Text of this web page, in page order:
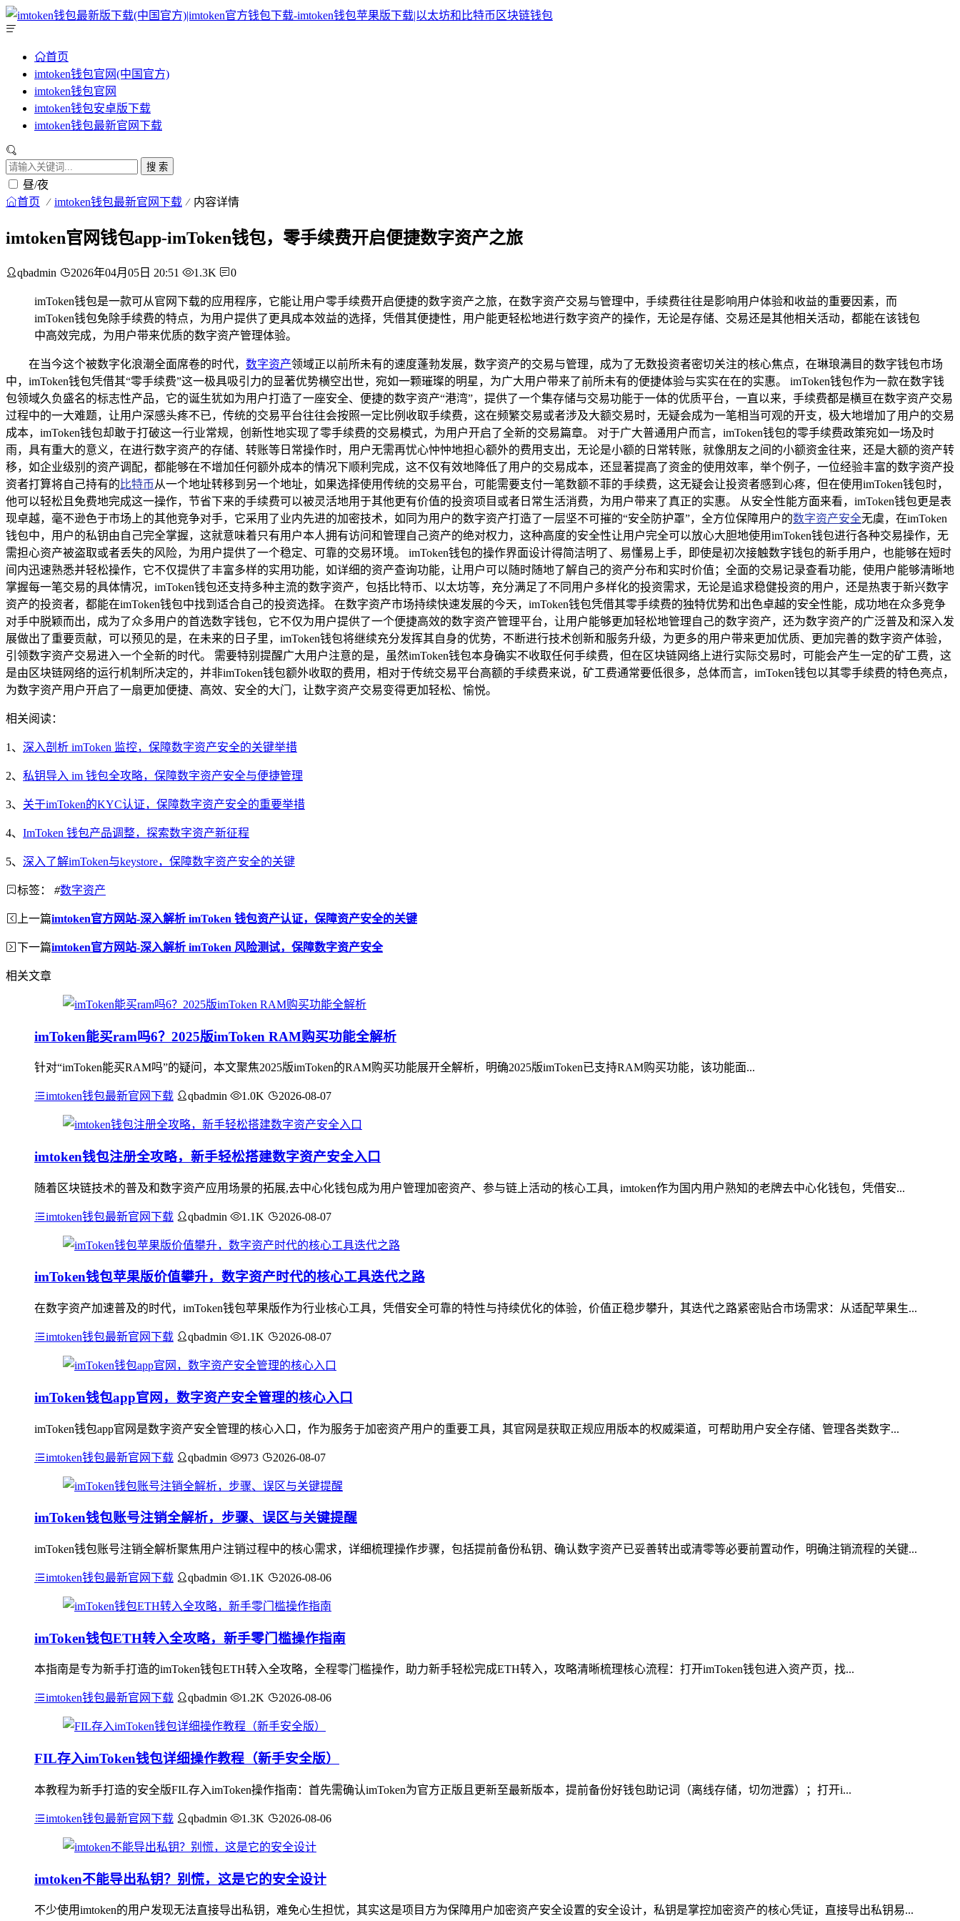
首页
imtoken钱包官网(中国官方)
imtoken钱包官网
imtoken钱包安卓版下载
imtoken钱包最新官网下载
搜 索
昼/夜
首页 imtoken钱包最新官网下载 内容详情
imtoken官网钱包app-imToken钱包，零手续费开启便捷数字资产之旅
qbadmin 2026年04月05日 20:51 1.3K 0
imToken钱包是一款可从官网下载的应用程序，它能让用户零手续费开启便捷的数字资产之旅，在数字资产交易与管理中，手续费往往是影响用户体验和收益的重要因素，而
imToken钱包免除手续费的特点，为用户提供了更具成本效益的选择，凭借其便捷性，用户能更轻松地进行数字资产的操作，无论是存储、交易还是其他相关活动，都能在该钱包
中高效完成，为用户带来优质的数字资产管理体验。
在当今这个被数字化浪潮全面席卷的时代， 数字资产领域正以前所未有的速度蓬勃发展，数字资产的交易与管理，成为了无数投资者密切关注的核心焦点，在琳琅满目的数字钱包市场
中，imToken钱包凭借其“零手续费”这一极具吸引力的显著优势横空出世，宛如一颗璀璨的明星，为广大用户带来了前所未有的便捷体验与实实在在的实惠。 imToken钱包作为一款在数字钱
包领域久负盛名的标志性产品，它的诞生犹如为用户打造了一座安全、便捷的数字资产“港湾”，提供了一个集存储与交易功能于一体的优质平台，一直以来，手续费都是横亘在数字资产交易
过程中的一大难题，让用户深感头疼不已，传统的交易平台往往会按照一定比例收取手续费，这在频繁交易或者涉及大额交易时，无疑会成为一笔相当可观的开支，极大地增加了用户的交易
成本，imToken钱包却敢于打破这一行业常规，创新性地实现了零手续费的交易模式，为用户开启了全新的交易篇章。 对于广大普通用户而言，imToken钱包的零手续费政策宛如一场及时
雨，具有重大的意义，在进行数字资产的存储、转账等日常操作时，用户无需再忧心忡忡地担心额外的费用支出，无论是小额的日常转账，就像朋友之间的小额资金往来，还是大额的资产转
移，如企业级别的资产调配，都能够在不增加任何额外成本的情况下顺利完成，这不仅有效地降低了用户的交易成本，还显著提高了资金的使用效率，举个例子，一位经验丰富的数字资产投
资者打算将自己持有的 比特币 从一个地址转移到另一个地址，如果选择使用传统的交易平台，可能需要支付一笔数额不菲的手续费，这无疑会让投资者感到心疼，但在使用imToken钱包时，
他可以轻松且免费地完成这一操作，节省下来的手续费可以被灵活地用于其他更有价值的投资项目或者日常生活消费，为用户带来了真正的实惠。 从安全性能方面来看，imToken钱包更是表
现卓越，毫不逊色于市场上的其他竞争对手，它采用了业内先进的加密技术，如同为用户的数字资产打造了一层坚不可摧的“安全防护罩”，全方位保障用户的数字资产安全无虞，在imToken
钱包中，用户的私钥由自己完全掌握，这就意味着只有用户本人拥有访问和管理自己资产的绝对权力，这种高度的安全性让用户完全可以放心大胆地使用imToken钱包进行各种交易操作，无
需担心资产被盗取或者丢失的风险，为用户提供了一个稳定、可靠的交易环境。 imToken钱包的操作界面设计得简洁明了、易懂易上手，即使是初次接触数字钱包的新手用户，也能够在短时
间内迅速熟悉并轻松操作，它不仅提供了丰富多样的实用功能，如详细的资产查询功能，让用户可以随时随地了解自己的资产分布和实时价值；全面的交易记录查看功能，使用户能够清晰地
掌握每一笔交易的具体情况，imToken钱包还支持多种主流的数字资产，包括比特币、以太坊等，充分满足了不同用户多样化的投资需求，无论是追求稳健投资的用户，还是热衷于新兴数字
资产的投资者，都能在imToken钱包中找到适合自己的投资选择。 在数字资产市场持续快速发展的今天，imToken钱包凭借其零手续费的独特优势和出色卓越的安全性能，成功地在众多竞争
对手中脱颖而出，成为了众多用户的首选数字钱包，它不仅为用户提供了一个便捷高效的数字资产管理平台，让用户能够更加轻松地管理自己的数字资产，还为数字资产的广泛普及和深入发
展做出了重要贡献，可以预见的是，在未来的日子里，imToken钱包将继续充分发挥其自身的优势，不断进行技术创新和服务升级，为更多的用户带来更加优质、更加完善的数字资产体验，
引领数字资产交易进入一个全新的时代。 需要特别提醒广大用户注意的是，虽然imToken钱包本身确实不收取任何手续费，但在区块链网络上进行实际交易时，可能会产生一定的矿工费，这
是由区块链网络的运行机制所决定的，并非imToken钱包额外收取的费用，相对于传统交易平台高额的手续费来说，矿工费通常要低很多，总体而言，imToken钱包以其零手续费的特色亮点，
为数字资产用户开启了一扇更加便捷、高效、安全的大门，让数字资产交易变得更加轻松、愉悦。
相关阅读：
1、 深入剖析 imToken 监控，保障数字资产安全的关键举措
2、 私钥导入 im 钱包全攻略，保障数字资产安全与便捷管理
3、 关于imToken的KYC认证，保障数字资产安全的重要举措
4、 ImToken 钱包产品调整，探索数字资产新征程
5、 深入了解imToken与keystore，保障数字资产安全的关键
标签： #数字资产
上一篇imtoken官方网站-深入解析 imToken 钱包资产认证，保障资产安全的关键
下一篇imtoken官方网站-深入解析 imToken 风险测试，保障数字资产安全
相关文章
imToken能买ram吗6？2025版imToken RAM购买功能全解析
针对“imToken能买RAM吗”的疑问，本文聚焦2025版imToken的RAM购买功能展开全解析，明确2025版imToken已支持RAM购买功能，该功能面...
imtoken钱包最新官网下载 qbadmin 1.0K 2026-08-07
imtoken钱包注册全攻略，新手轻松搭建数字资产安全入口
随着区块链技术的普及和数字资产应用场景的拓展,去中心化钱包成为用户管理加密资产、参与链上活动的核心工具，imtoken作为国内用户熟知的老牌去中心化钱包，凭借安...
imtoken钱包最新官网下载 qbadmin 1.1K 2026-08-07
imToken钱包苹果版价值攀升，数字资产时代的核心工具迭代之路
在数字资产加速普及的时代，imToken钱包苹果版作为行业核心工具，凭借安全可靠的特性与持续优化的体验，价值正稳步攀升，其迭代之路紧密贴合市场需求：从适配苹果生...
imtoken钱包最新官网下载 qbadmin 1.1K 2026-08-07
imToken钱包app官网，数字资产安全管理的核心入口
imToken钱包app官网是数字资产安全管理的核心入口，作为服务于加密资产用户的重要工具，其官网是获取正规应用版本的权威渠道，可帮助用户安全存储、管理各类数字...
imtoken钱包最新官网下载 qbadmin 973 2026-08-07
imToken钱包账号注销全解析，步骤、误区与关键提醒
imToken钱包账号注销全解析聚焦用户注销过程中的核心需求，详细梳理操作步骤，包括提前备份私钥、确认数字资产已妥善转出或清零等必要前置动作，明确注销流程的关键...
imtoken钱包最新官网下载 qbadmin 1.1K 2026-08-06
imToken钱包ETH转入全攻略，新手零门槛操作指南
本指南是专为新手打造的imToken钱包ETH转入全攻略，全程零门槛操作，助力新手轻松完成ETH转入，攻略清晰梳理核心流程：打开imToken钱包进入资产页，找...
imtoken钱包最新官网下载 qbadmin 1.2K 2026-08-06
FIL存入imToken钱包详细操作教程（新手安全版）
本教程为新手打造的安全版FIL存入imToken操作指南：首先需确认imToken为官方正版且更新至最新版本，提前备份好钱包助记词（离线存储，切勿泄露）；打开i...
imtoken钱包最新官网下载 qbadmin 1.3K 2026-08-06
imtoken不能导出私钥？别慌，这是它的安全设计
不少使用imtoken的用户发现无法直接导出私钥，难免心生担忧，其实这是项目方为保障用户加密资产安全设置的安全设计，私钥是掌控加密资产的核心凭证，直接导出私钥易...